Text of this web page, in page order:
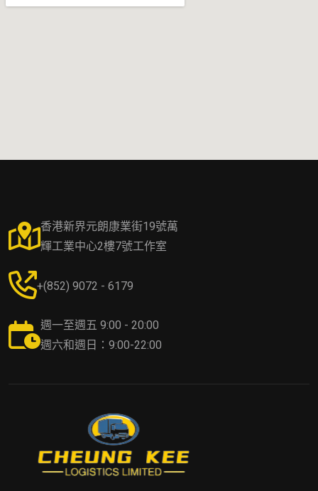
香港新界元朗康業街19號萬
輝工業中心2樓7號工作室
+(852) 9072 - 6179
週一至週五 9:00 - 20:00
週六和週日：9:00-22:00